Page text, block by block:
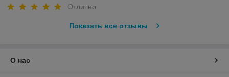
Отлично
Показать все отзывы
О нас